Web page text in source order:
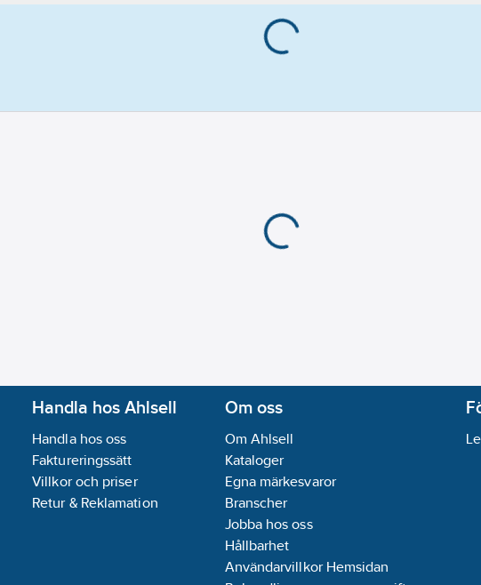
Handla hos Ahlsell
Handla hos oss
Faktureringssätt
Villkor och priser
Retur & Reklamation
Om oss
Om Ahlsell
Kataloger
Egna märkesvaror
Branscher
Jobba hos oss
Hållbarhet
Användarvillkor Hemsidan